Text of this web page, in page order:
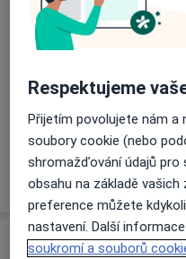
Služby a ceník služeb
Respektujeme
Přijetím povolujete nám a
soubory cookie (nebo
shromažďování údajů
obsahu na základě vašich
preference můžete
nastavení. Další
soukromí a souborů